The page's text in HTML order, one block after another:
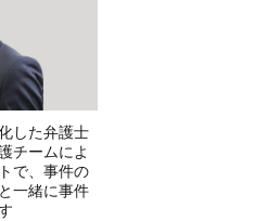
した弁護士
チームによ
で、事件の
一緒に事件